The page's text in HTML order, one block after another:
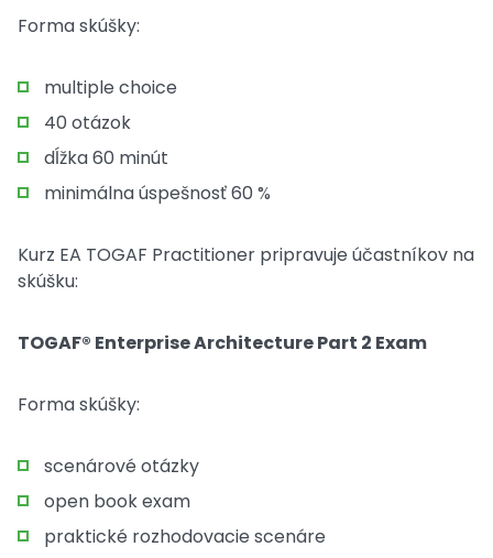
Forma skúšky:
multiple choice
40 otázok
dĺžka 60 minút
minimálna úspešnosť 60 %
Kurz EA TOGAF Practitioner pripravuje účastníkov na
skúšku:
TOGAF® Enterprise Architecture Part 2 Exam
Forma skúšky:
scenárové otázky
open book exam
praktické rozhodovacie scenáre